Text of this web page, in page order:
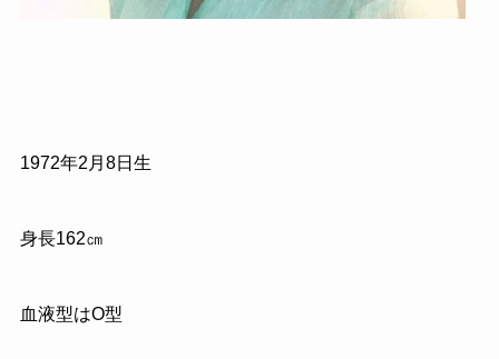
1972年2月8日生
身長162㎝
血液型はO型